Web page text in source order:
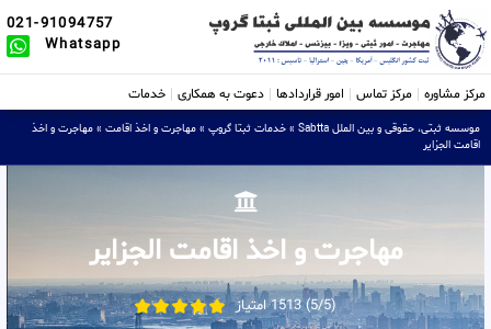
021-91094757
Whatsapp
مرکز مشاوره مرکز تماس امور قراردادها دعوت به همکاری خدمات
موسسه ثبتی، حقوقی و بین الملل Sabtta » خدمات ثبتا گروپ » مهاجرت و اخذ اقامت » مهاجرت و اخذ
اقامت الجزایر
مهاجرت و اخذ اقامت الجزایر
(5/5) 1513 امتیاز